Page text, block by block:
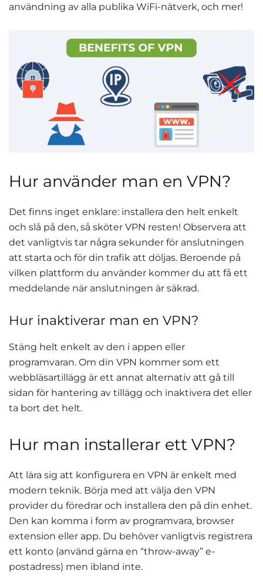
användning av alla publika WiFi-nätverk, och mer!
Hur använder man en VPN?
Det finns inget enklare: installera den helt enkelt
och slå på den, så sköter VPN resten! Observera att
det vanligtvis tar några sekunder för anslutningen
att starta och för din trafik att döljas. Beroende på
vilken plattform du använder kommer du att få ett
meddelande när anslutningen är säkrad.
Hur inaktiverar man en VPN?
Stäng helt enkelt av den i appen eller
programvaran. Om din VPN kommer som ett
webbläsartillägg är ett annat alternativ att gå till
sidan för hantering av tillägg och inaktivera det eller
ta bort det helt.
Hur man installerar ett VPN?
Att lära sig att konfigurera en VPN är enkelt med
modern teknik. Börja med att välja den VPN
provider du föredrar och installera den på din enhet.
Den kan komma i form av programvara, browser
extension eller app. Du behöver vanligtvis registrera
ett konto (använd gärna en “throw-away” e-
postadress) men ibland inte.